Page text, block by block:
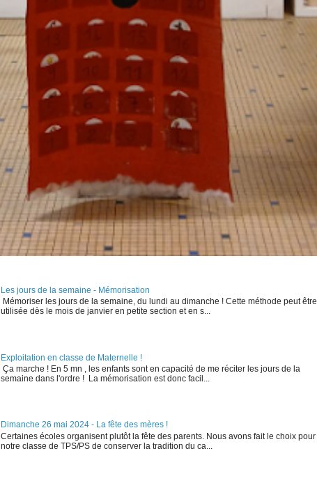
Les jours de la semaine - Mémorisation
Mémoriser les jours de la semaine, du lundi au dimanche ! Cette méthode peut être
utilisée dès le mois de janvier en petite section et en s...
Exploitation en classe de Maternelle !
Ça marche ! En 5 mn , les enfants sont en capacité de me réciter les jours de la
semaine dans l'ordre ! La mémorisation est donc facil...
Dimanche 26 mai 2024 - La fête des mères !
Certaines écoles organisent plutôt la fête des parents. Nous avons fait le choix pour
notre classe de TPS/PS de conserver la tradition du ca...